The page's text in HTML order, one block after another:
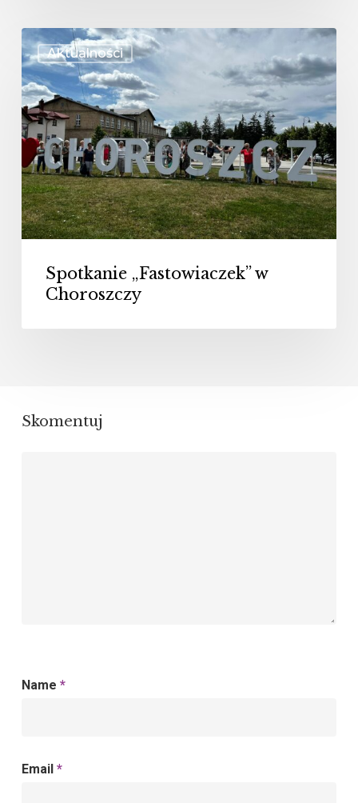
Aktualności
Spotkanie
„Fastowiaczek”
w
Choroszczy
Spotkanie „Fastowiaczek” w
Choroszczy
Skomentuj
Name *
Email *